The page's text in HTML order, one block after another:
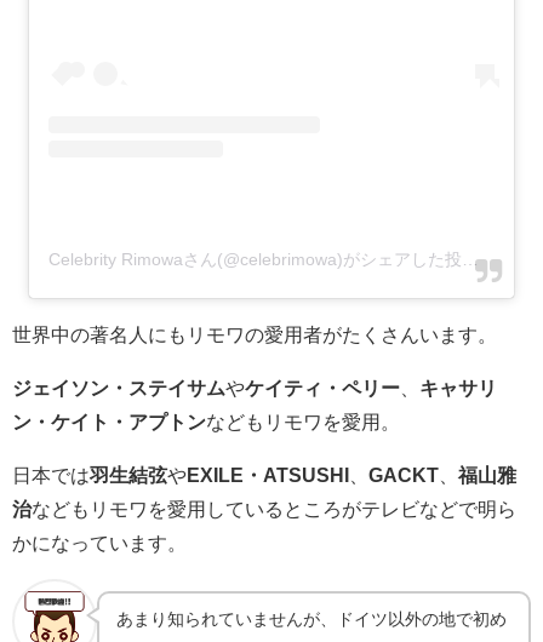
Celebrity Rimowaさん(@celebrimowa)がシェアした投稿-2017
世界中の著名人にもリモワの愛用者がたくさんいます。
ジェイソン・ステイサムやケイティ・ペリー
キャサリ
ン・ケイト・アプトンなどもリモワを愛用。
日本では羽生結弦やEXILE・ATSUSHI GACKT
福山雅
治などもリモワを愛用しているところがテレビなどで明ら
かになっています。
あまり知られていませんが、ドイツ以外の地で初め